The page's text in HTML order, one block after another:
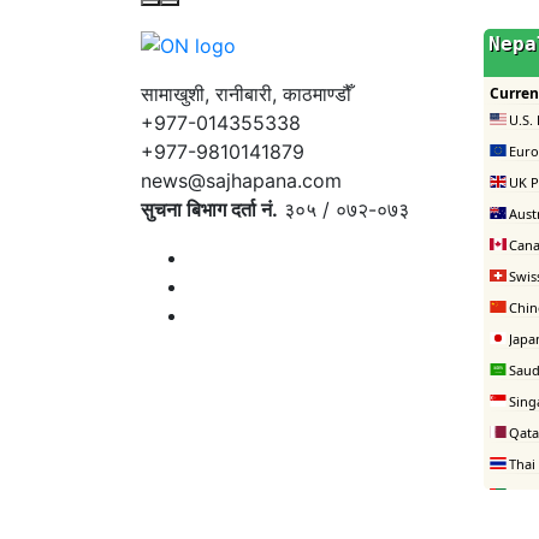
सामाखुशी, रानीबारी, काठमाण्डौँ
+977-014355338
+977-9810141879
news@sajhapana.com
सुचना बिभाग दर्ता नं. ३०५ / ०७२-०७३